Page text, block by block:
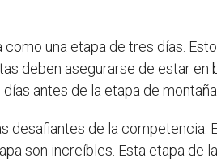
como una etapa de tres días.
deben asegurarse de estar
antes de la etapa de
desafiantes de la
son increíbles. Esta etapa de